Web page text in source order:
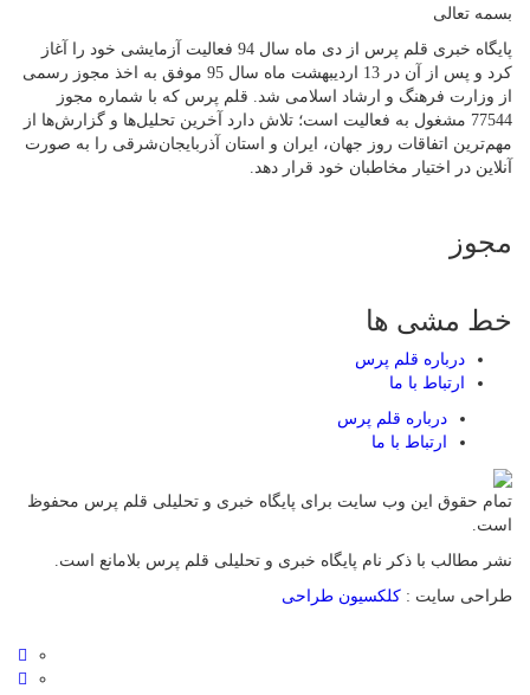
بسمه تعالی
پایگاه خبری قلم پرس از دی ماه سال 94 فعالیت آزمایشی خود را آغاز
کرد و پس از آن در 13 اردیبهشت ماه سال 95 موفق به اخذ مجوز رسمی
از وزارت فرهنگ و ارشاد اسلامی شد. قلم پرس که با شماره مجوز
77544 مشغول به فعالیت است؛ تلاش دارد آخرین تحلیل‌ها و گزارش‌ها از
مهم‌ترین اتفاقات روز جهان، ایران و استان آذربایجان‌شرقی را به صورت
آنلاین در اختیار مخاطبان خود قرار دهد.
مجوز
خط مشی ها
درباره قلم پرس
ارتباط با ما
درباره قلم پرس
ارتباط با ما
تمام حقوق این وب سایت برای پایگاه خبری و تحلیلی قلم پرس محفوظ
است.
نشر مطالب با ذکر نام پایگاه خبری و تحلیلی قلم پرس بلامانع است.
طراحی سایت : کلکسیون طراحی